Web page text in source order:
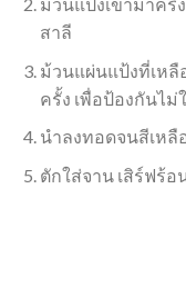
สาลี
ม้วนแผ่นแป้งที่เหลื
ครั้ง เพื่อป้องกันไ
นำลงทอดจนสีเหลื
ตักใส่จาน เสิร์ฟร้อ